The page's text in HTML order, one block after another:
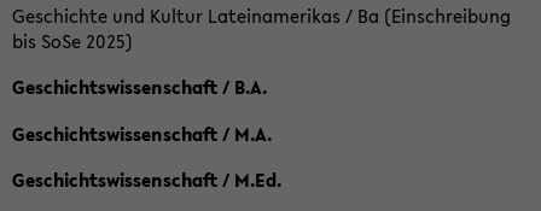
Geschichte und Kultur Lateinamerikas / Ba (Einschreibung
bis SoSe 2025)
Geschichtswissenschaft / B.A.
Geschichtswissenschaft / M.A.
Geschichtswissenschaft / M.Ed.